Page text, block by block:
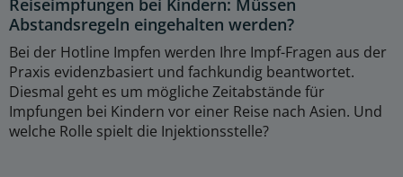
Reiseimpfungen bei Kindern: Müssen
Abstandsregeln eingehalten werden?
Bei der Hotline Impfen werden Ihre Impf-Fragen aus der
Praxis evidenzbasiert und fachkundig beantwortet.
Diesmal geht es um mögliche Zeitabstände für
Impfungen bei Kindern vor einer Reise nach Asien. Und
welche Rolle spielt die Injektionsstelle?